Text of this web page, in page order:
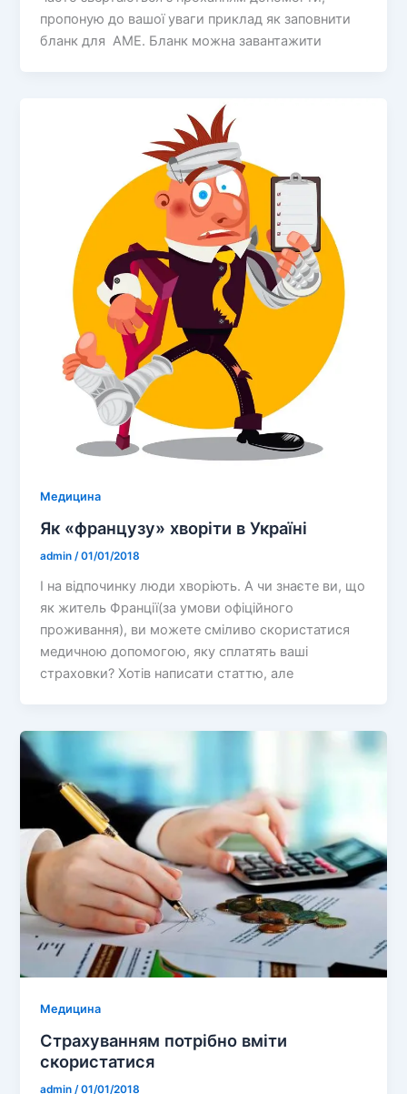
пропоную до вашої уваги приклад як заповнити
бланк для AME. Бланк можна завантажити
Медицина
Як «французу» хворіти в Україні
admin/01/01/2018
І на відпочинку люди хворіють. А чи знаєте ви, що
як житель Франції(за умови офіційного
проживання), ви можете сміливо скористатися
медичною допомогою, яку сплатять ваші
страховки? Хотів написати статтю, але
Медицина
Страхуванням потрібно вміти
скористатися
admin/01/01/2018